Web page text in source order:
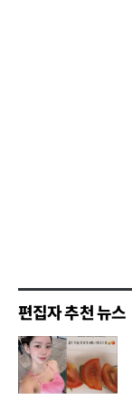
편집자 추천 뉴스